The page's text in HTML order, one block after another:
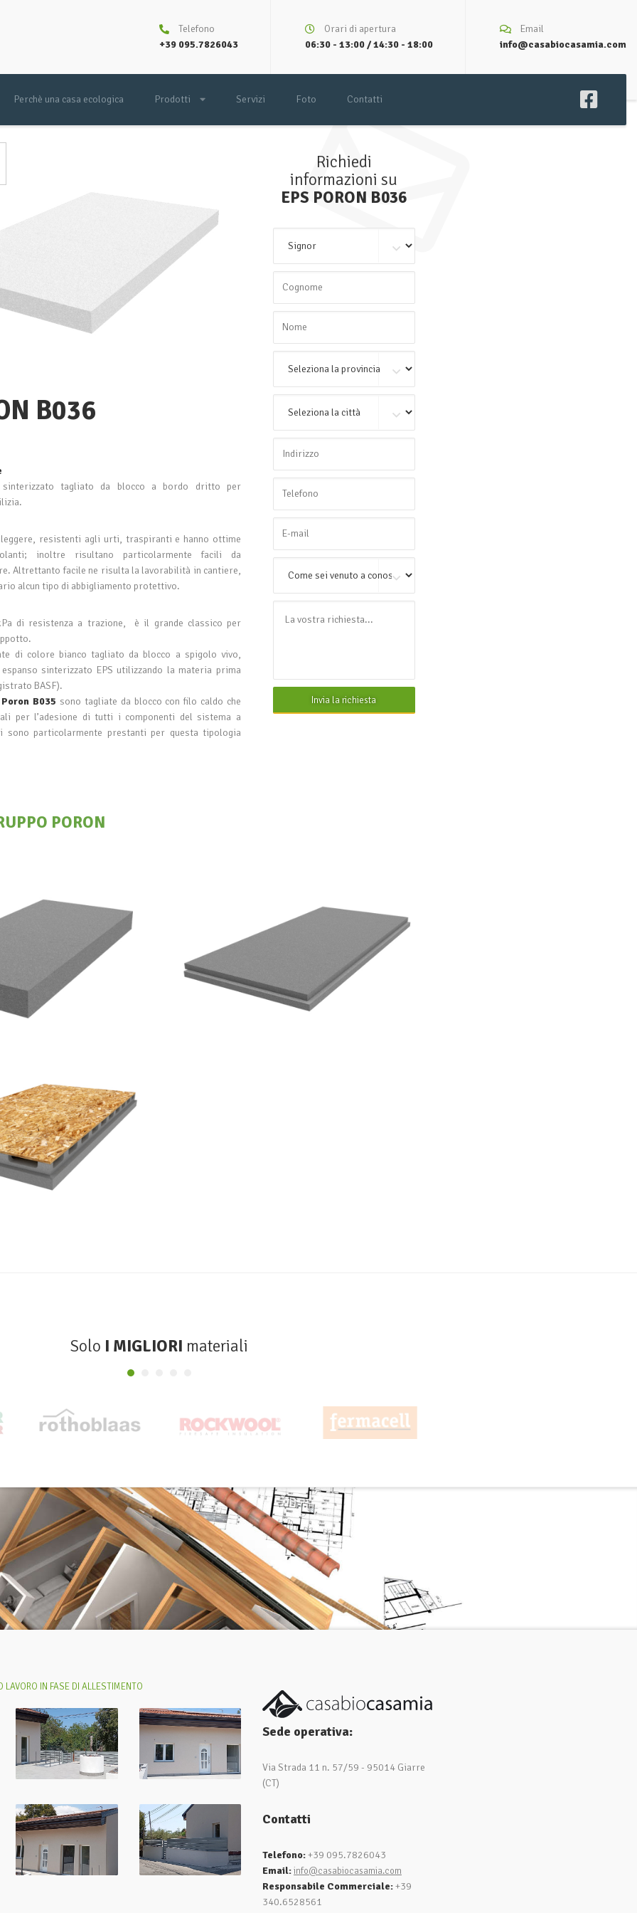
Telefono
+39 095.7826043
Orari di apertura
06:30 - 13:00 / 14:30 - 18:00
Email
info@casabiocasamia.com
Perchè una casa ecologica Prodotti Servizi Foto Contatti
B036
sinterizzato tagliato da blocco a bordo dritto per
resistenti agli urti, traspiranti e hanno ottime
inoltre risultano particolarmente facili da
Altrettanto facile ne risulta la lavorabilità in cantiere,
alcun tipo di abbigliamento protettivo.
di resistenza a trazione,
è il grande classico per
di colore bianco tagliato da blocco a spigolo vivo,
sinterizzato EPS utilizzando la materia prima
BASF).
Poron B035 sono tagliate da blocco con filo caldo che
per l’adesione di tutti i componenti del sistema a
sono particolarmente prestanti per questa tipologia
Richiedi
informazioni su
EPS PORON B036
Invia la richiesta
PORON
Neodur SB 030
031
PORON
Solo I MIGLIORI materiali
LAVORO IN FASE DI ALLESTIMENTO
Sede operativa:
Via Strada 11 n. 57/59 - 95014 Giarre
(CT)
Contatti
Telefono:+39 095.7826043
Email:info@casabiocasamia.com
Responsabile Commerciale:+39
340.6528561